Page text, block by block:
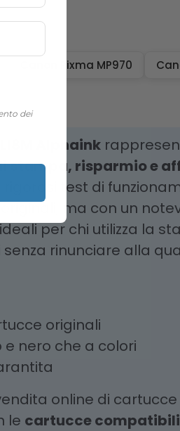
Canon Pixma MP970
Alphaink
stampa, risparmio e
test di
ma con un
per chi utilizza la
rinunciare alla
originali
nero che a colori
online di
le cartucce compatibili
dei